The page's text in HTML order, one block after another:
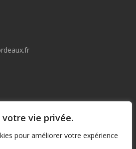
vie privée.
pour améliorer votre expérience
à 12:30